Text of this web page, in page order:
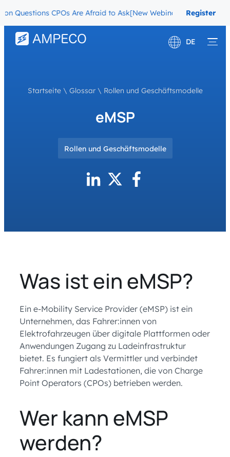
CPOs Are Afraid to Ask[New Webinar] The Migration
Register
Now
DE
Startseite\ Glossar\ Rollen und Geschäftsmodelle
eMSP
Rollen und Geschäftsmodelle
Was ist ein eMSP?
Ein e-Mobility Service Provider (eMSP) ist ein
Unternehmen, das Fahrer:innen von
Elektrofahrzeugen über digitale Plattformen oder
Anwendungen Zugang zu Ladeinfrastruktur
bietet. Es fungiert als Vermittler und verbindet
Fahrer:innen mit Ladestationen, die von Charge
Point Operators (CPOs) betrieben werden.
Wer kann eMSP
werden?